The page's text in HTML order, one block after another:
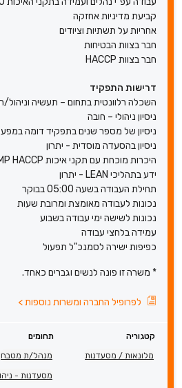
קביעת מדיניות אחזקה
אחריות על תשתיות וציודים
חבר בצוות הבטיחות
חבר בצוות HACCP
דרישות התפקיד
השכלה רלוונטית בתחום – תעשיה וניהול/
ניסיון ניהולי – חובה
ניסיון של מספר שנים בתפקיד דומה
ניסיון בהסעדה מוסדית - יתרון
היכרות מוכחת עם תקני איכות ISO GMP HACCP
ידע בתהליכי LEAN - יתרון
תחילת העבודה בשעה 05:00 בבוקר
נכונות לעבודה מאומצת ומרובת שעות
נכונות לשישה ימי עבודה בשבוע
עמידה בלחצי עבודה
כפיפות ישירה לסמנכ"ל תפעול
* משרה זו פונה לנשים וגברים כאחד.
לפרופיל החברה ומשרות נוספות>
קטגוריה
תחומים
מלונאות / מסעדנות
מנהל/ת מטבח
מסעדנות -